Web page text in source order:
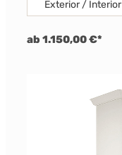
Exterior / Interior
ab 1.150,00 €*